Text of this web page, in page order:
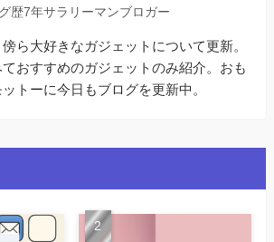
歴7年サラリーマンブロガー
ら大好きなガジェットについて更新。
おすすめのガジェットのみ紹介。おも
トーに今日もブログを更新中。